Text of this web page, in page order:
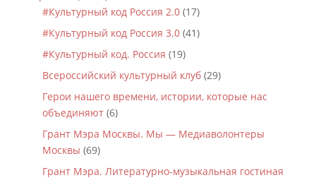
#Культурный код Россия 2.0(17)
#Культурный код Россия 3.0(41)
#Культурный код. Россия (19)
Всероссийский культурный клуб(29)
Герои нашего времени, истории, которые нас
объединяют(6)
Грант Мэра Москвы. Мы — Медиаволонтеры
Москвы (69)
Грант Мэра. Литературно-музыкальная гостиная